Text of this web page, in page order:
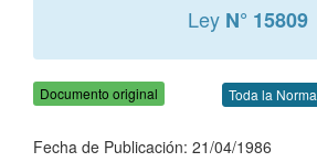
Ley N° 15809
Documento original Toda la Norma
Fecha de Publicación: 21/04/1986